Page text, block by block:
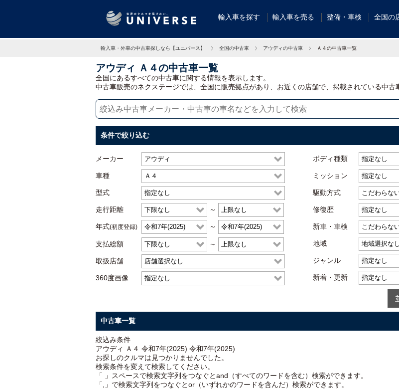
輸入車を探す 輸入車を売る 整備・車検 全国の
輸入車・外車の中古車探しなら【ユニバース】 全国の中古車 アウディの中古車 Ａ４の中古車一覧
アウディ Ａ４の中古車一覧
全国にあるすべての中古車に関する情報を表示します。
中古車販売のネクステージでは、全国に販売拠点があり、お近くの店舗で、掲載されている中古
条件で絞り込む
メーカー
車種
型式
走行距離 ～
年式(初度登録) ～
支払総額 ～
取扱店舗
360度画像
ボディ種類
ミッション
駆動方式
修復歴
新車・車検
地域
ジャンル
新着・更新
中古車一覧
絞込み条件
アウディ Ａ４ 令和7年(2025) 令和7年(2025)
お探しのクルマは見つかりませんでした。
検索条件を変えて検索してください。
「 」スペースで検索文字列をつなぐとand（すべてのワードを含む）検索ができます。
「,」で検索文字列をつなぐとor（いずれかのワードを含んだ）検索ができます。